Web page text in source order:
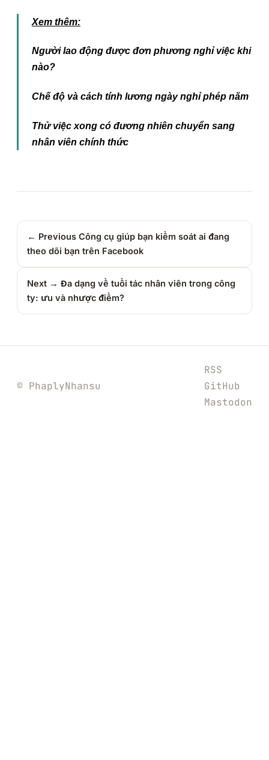
Xem thêm:
Người lao động được đơn phương nghỉ việc khi
nào?
Chế độ và cách tính lương ngày nghỉ phép năm
Thử việc xong có đương nhiên chuyển sang
nhân viên chính thức
← Previous Công cụ giúp bạn kiểm soát ai đang
theo dõi bạn trên Facebook
Next → Đa dạng về tuổi tác nhân viên trong công
ty: ưu và nhược điểm?
© PhaplyNhansu
RSS
GitHub
Mastodon